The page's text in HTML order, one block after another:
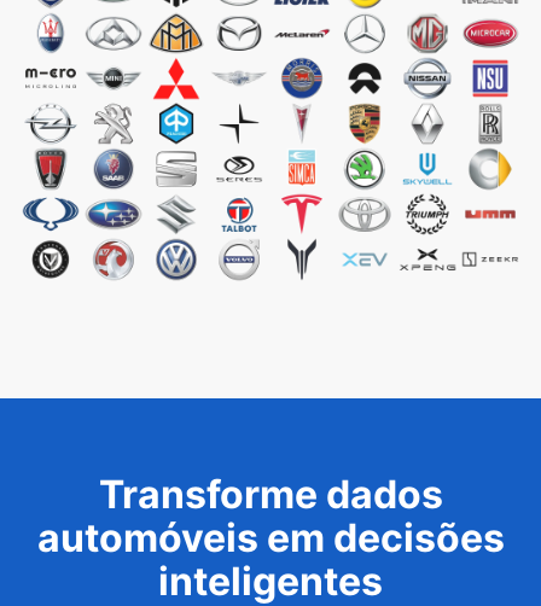
Transforme dados
automóveis em decisões
inteligentes